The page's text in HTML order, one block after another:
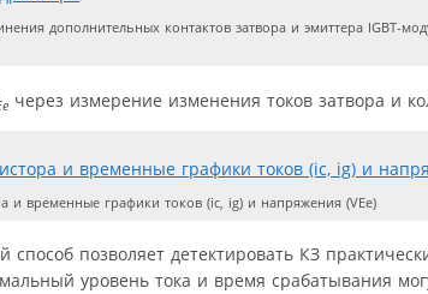
дополнительных контактов затвора и эмиттера IGBT-
через измерение изменения токов затвора и
и временные графики токов (ic, ig) и напряжения (VEe)
способ позволяет детектировать КЗ
уровень тока и время срабатывания